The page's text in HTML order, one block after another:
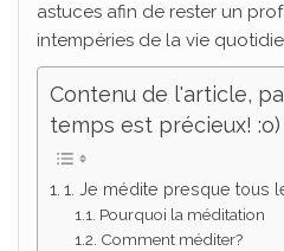
astuces afin de rester un
intempéries de la vie
Contenu de l'article,
temps est précieux! :o)
1. Je médite presque tous
Pourquoi la méditation
Comment méditer?